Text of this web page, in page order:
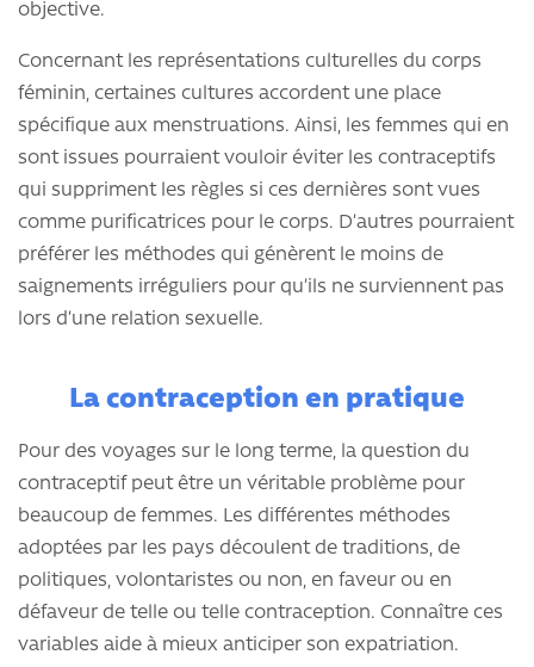
objective.
Concernant les représentations culturelles du corps
féminin, certaines cultures accordent une place
spécifique aux menstruations. Ainsi, les femmes qui en
sont issues pourraient vouloir éviter les contraceptifs
qui suppriment les règles si ces dernières sont vues
comme purificatrices pour le corps. D’autres pourraient
préférer les méthodes qui génèrent le moins de
saignements irréguliers pour qu’ils ne surviennent pas
lors d’une relation sexuelle.
La contraception en pratique
Pour des voyages sur le long terme, la question du
contraceptif peut être un véritable problème pour
beaucoup de femmes. Les différentes méthodes
adoptées par les pays découlent de traditions, de
politiques, volontaristes ou non, en faveur ou en
défaveur de telle ou telle contraception. Connaître ces
variables aide à mieux anticiper son expatriation.